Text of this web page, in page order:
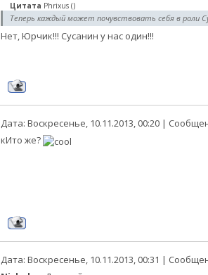
Цитата Phrixus ()
Теперь каждый может почувствовать себя в роли
Нет, Юрчик!!! Сусанин у нас один!!!
Дата: Воскресенье, 10.11.2013, 00:20 |
кИто же?
Дата: Воскресенье, 10.11.2013, 00:31 |